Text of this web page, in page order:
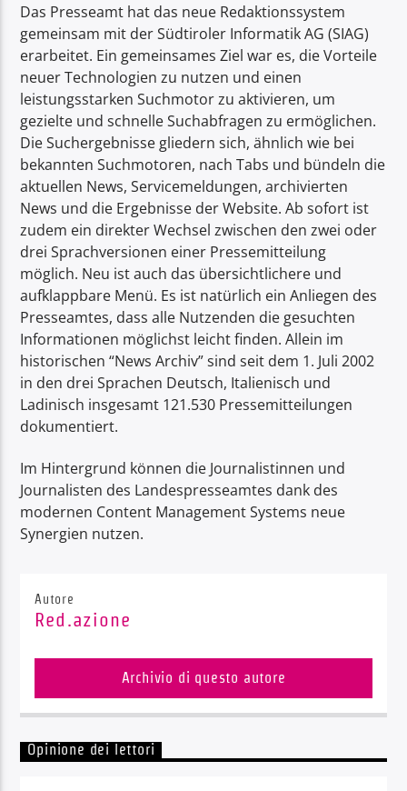
Das Presseamt hat das neue Redaktionssystem
gemeinsam mit der Südtiroler Informatik AG (SIAG)
erarbeitet. Ein gemeinsames Ziel war es, die Vorteile
neuer Technologien zu nutzen und einen
leistungsstarken Suchmotor zu aktivieren, um
gezielte und schnelle Suchabfragen zu ermöglichen.
Die Suchergebnisse gliedern sich, ähnlich wie bei
bekannten Suchmotoren, nach Tabs und bündeln die
aktuellen News, Servicemeldungen, archivierten
News und die Ergebnisse der Website. Ab sofort ist
zudem ein direkter Wechsel zwischen den zwei oder
drei Sprachversionen einer Pressemitteilung
möglich. Neu ist auch das übersichtlichere und
aufklappbare Menü. Es ist natürlich ein Anliegen des
Presseamtes, dass alle Nutzenden die gesuchten
Informationen möglichst leicht finden. Allein im
historischen “News Archiv” sind seit dem 1. Juli 2002
in den drei Sprachen Deutsch, Italienisch und
Ladinisch insgesamt 121.530 Pressemitteilungen
dokumentiert.
Im Hintergrund können die Journalistinnen und
Journalisten des Landespresseamtes dank des
modernen Content Management Systems neue
Synergien nutzen.
Autore
Red.azione
Archivio di questo autore
Opinione dei lettori